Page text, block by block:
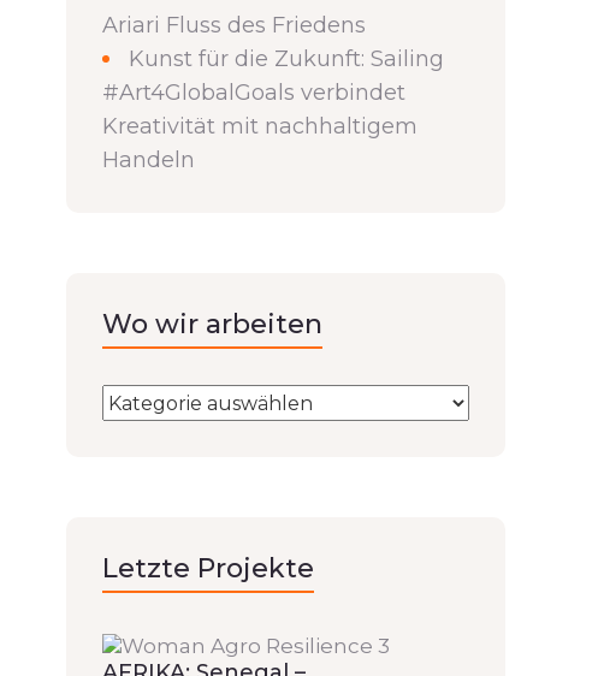
Ariari Fluss des Friedens
Kunst für die Zukunft: Sailing
#Art4GlobalGoals verbindet
Kreativität mit nachhaltigem
Handeln
Wo wir arbeiten
Letzte Projekte